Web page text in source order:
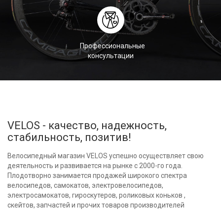
Профессиональные
консультации
VELOS - качество, надежность,
стабильность, позитив!
Велосипедный магазин VELOS успешно осуществляет свою
деятельность и развивается на рынке с 2000-го года.
Плодотворно занимается продажей широкого спектра
велосипедов, самокатов, электровелосипедов,
электросамокатов, гироскутеров, роликовых коньков ,
скейтов, запчастей и прочих товаров производителей